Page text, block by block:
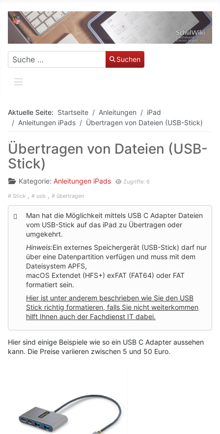
Suchen Suchen
Aktuelle Seite: Startseite Anleitungen
iPad
Anleitungen iPads
Übertragen von Dateien (USB-Stick)
Übertragen von Dateien (USB-
Stick)
Kategorie: Anleitungen iPads Zugriffe: 6
Stick usb übertragen
Man hat die Möglichkeit mittels USB C Adapter Dateien
vom USB-Stick auf das iPad zu Übertragen oder
umgekehrt.
Hinweis:Ein externes Speichergerät (USB-Stick) darf nur
über eine Datenpartition verfügen und muss mit dem
Dateisystem APFS,
macOS Extendet (HFS+) exFAT (FAT64) oder FAT
formatiert sein.
Hier ist unter anderem beschrieben wie Sie den USB
Stick richtig formatieren, falls Sie nicht weiterkommen
hilft Ihnen auch der Fachdienst IT dabei.
Hier sind einige Beispiele wie so ein USB C Adapter aussehen
kann. Die Preise variieren zwischen 5 und 50 Euro.